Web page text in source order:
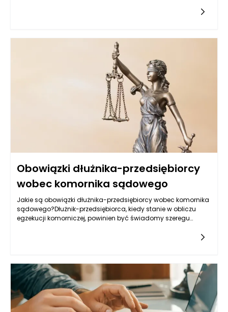
Obowiązki dłużnika-przedsiębiorcy
wobec komornika sądowego
Jakie są obowiązki dłużnika-przedsiębiorcy wobec komornika
sądowego?Dłużnik-przedsiębiorca, kiedy stanie w obliczu
egzekucji komorniczej, powinien być świadomy szeregu